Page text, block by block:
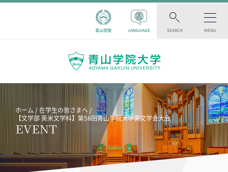
青山学院 LANGUAGE SEARCH MENU
ホーム
在学生の皆さまへ
【文学部 英米文学科】第56回青山学院大学英文学会大会
EVENT